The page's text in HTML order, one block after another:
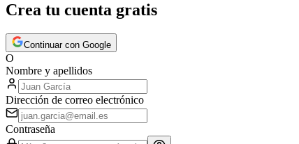
Crea tu cuenta gratis
Continuar con Google
O
Nombre y apellidos
Dirección de correo electrónico
Contraseña